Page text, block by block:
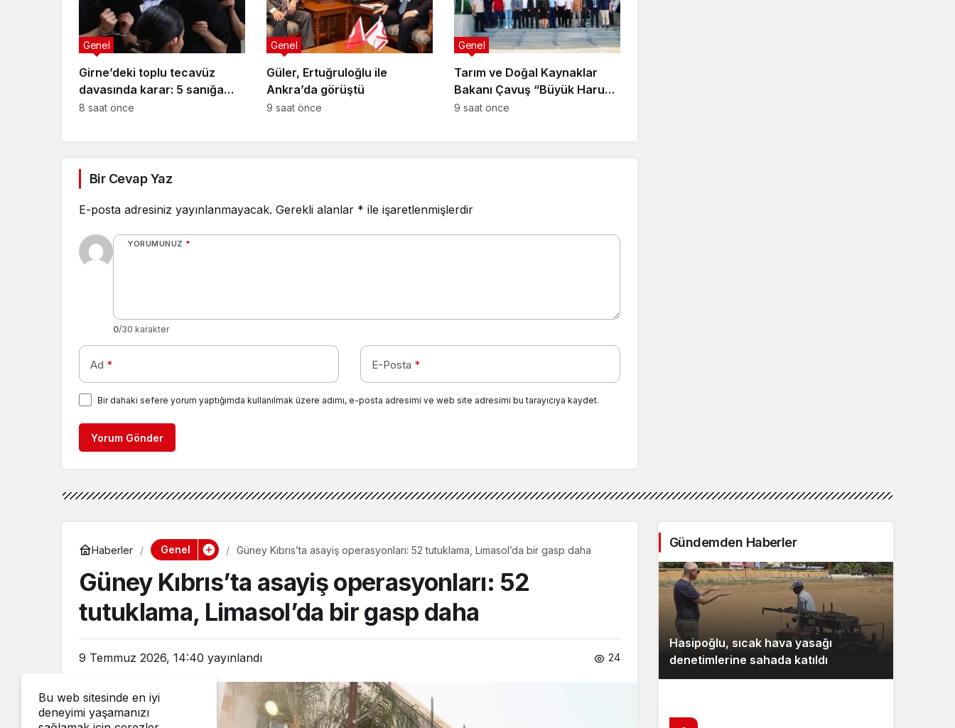
Girne’deki toplu tecavüz
davasında karar: 5 sanığa
toplam 55 yıl hapis
Genel
8 saat önce
Güler, Ertuğruloğlu ile
Ankra’da görüştü
Genel
9 saat önce
Tarım ve Doğal Kaynaklar
Bakanı Çavuş “Büyük Harup
Çalıştayı”na katıldı
Genel
9 saat önce
Bir Cevap Yaz
E-posta adresiniz yayınlanmayacak. Gerekli alanlar * ile işaretlenmişlerdir
YORUMUNUZ *
0/30 karakter
Ad * E-Posta *
Bir dahaki sefere yorum yaptığımda kullanılmak üzere adımı, e-posta adresimi ve web site adresimi bu tarayıcıya kaydet.
Yorum Gönder
Haberler Genel Güney Kıbrıs’ta asayiş operasyonları: 52 tutuklama, Limasol’da bir gasp daha
Güney Kıbrıs’ta asayiş operasyonları: 52
tutuklama, Limasol’da bir gasp daha
9 Temmuz 2026, 14:40 yayınlandı 24
Gündemden Haberler
Hasipoğlu, sıcak hava yasağı
denetimlerine sahada katıldı
Bu web sitesinde en iyi
deneyimi yaşamanızı